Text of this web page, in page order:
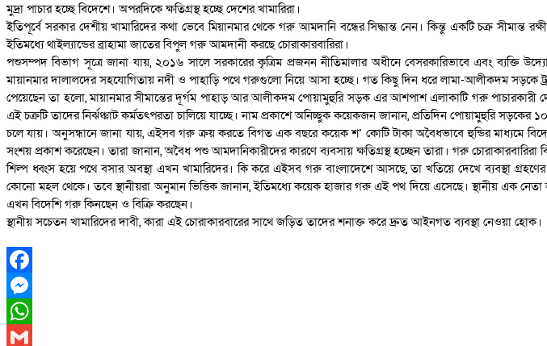
মুদ্রা পাচার হচ্ছে বিদেশে। অপরদিকে ক্ষতিগ্রস্থ হচ্ছে দেশের খামারিরা।
ইতিপূর্বে সরকার দেশীয় খামারিদের কথা ভেবে মিয়ানমার থেকে গরু আমদানি বন্ধের সিদ্ধান্ত নেন। কিন্তু একটি চক্র
ইতিমধ্যে থাইল্যান্ডের ব্রাহামা জাতের বিপুল গরু আমদানী করছে চোরাকারবারিরা।
পশুসম্পদ বিভাগ সূত্রে জানা যায়, ২০১৬ সালে সরকারের কৃত্রিম প্রজনন নীতিমালার অধীনে বেসরকারিভাবে এবং ব্যক্তি
মায়ানমার দালালদের সহযোগিতায় নদী ও পাহাড়ি পথে গরুগুলো নিয়ে আসা হচ্ছে। গত কিছু দিন ধরে লামা-আলীকদম সড়কে
পেয়েছেন তা হলো, মায়ানমার সীমান্তের দূর্গম পাহাড় আর আলীকদম পোয়ামুহুরি সড়ক এর আশপাশ এলাকাটি গরু পাচারকারী
এই চক্রটি তাদের নির্ঝঞ্ঝাট কর্মতৎপরতা চালিয়ে যাচ্ছে। নাম প্রকাশে অনিচ্ছুক কয়েকজন জানান, প্রতিদিন পোয়ামুহুরি
চলে যায়। অনুসন্ধানে জানা যায়, এইসব গরু ক্রয় করতে বিগত এক বছরে কয়েক শ’ কোটি টাকা অবৈধভাবে হুন্ডির মাধ্যমে
সংশয় প্রকাশ করেছেন। তারা জানান, অবৈধ পশু আমদানিকারীদের কারণে ব্যবসায় ক্ষতিগ্রস্থ হচ্ছেন তারা। গরু
শিল্প ধ্বংস হয়ে পথে বসার অবস্থা এখন খামারিদের। কি করে এইসব গরু বাংলাদেশে আসছে, তা খতিয়ে দেখে ব্যবস্থা
কোনো মহল থেকে। তবে স্থানীয়রা অনুমান ভিত্তিক জানান, ইতিমধ্যে কয়েক হাজার গরু এই পথ দিয়ে এসেছে। স্থানীয় এক
এখন বিদেশি গরু কিনছেন ও বিক্রি করছেন।
স্থানীয় সচেতন খামারিদের দাবী, কারা এই চোরাকারবারের সাথে জড়িত তাদের শনাক্ত করে দ্রুত আইনগত ব্যবস্থা নেওয়া হোক।
Facebook
Messenger
WhatsApp